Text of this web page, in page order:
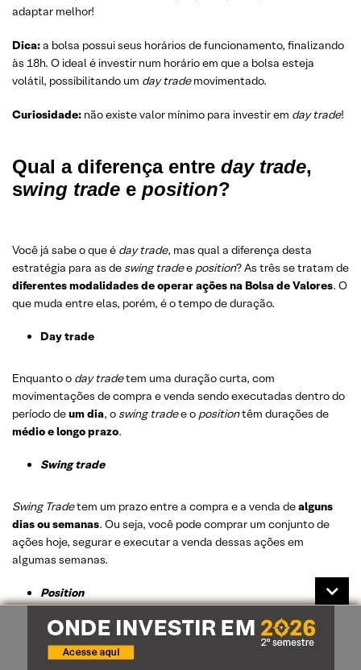
adaptar melhor!
Dica:a bolsa possui seus horários de funcionamento, finalizando
às 18h. O ideal é investir num horário em que a bolsa esteja
volátil, possibilitando um day trademovimentado.
Curiosidade: não existe valor mínimo para investir em day trade!
Qual a diferença entre day trade,
swing trade e position?
Você já sabe o que é day trade, mas qual a diferença desta
estratégia para as de swing tradee position? As três se tratam de
diferentes modalidades de operar ações na Bolsa de Valores. O
que muda entre elas, porém, é o tempo de duração.
Day trade
Enquanto o day tradetem uma duração curta, com
movimentações de compra e venda sendo executadas dentro do
período deum dia, o swing tradee o positiontêm durações de
médio e longo prazo.
Swing trade
Swing Tradetem um prazo entre a compra e a venda dealguns
dias ou semanas. Ou seja, você pode comprar um conjunto de
ações hoje, segurar e executar a venda dessas ações em
algumas semanas.
Position
positiontêm uma duração de meses e anos . Você pode
comprar ações de grandes empresas e manter com você por